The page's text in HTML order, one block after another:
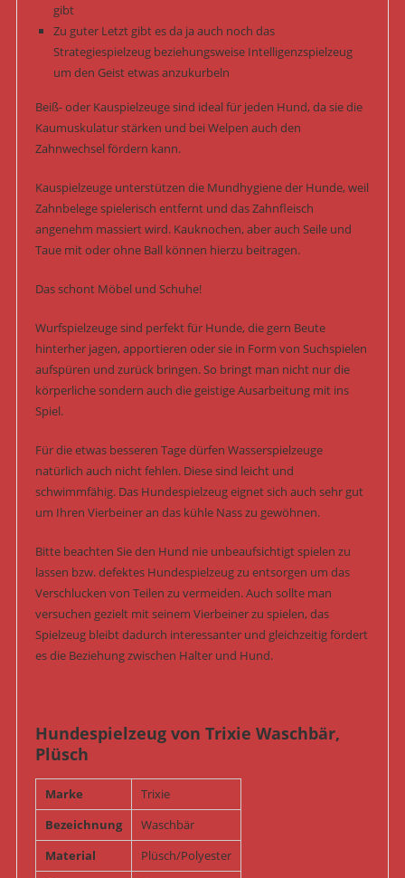
gibt
Zu guter Letzt gibt es da ja auch noch das
Strategiespielzeug beziehungsweise Intelligenzspielzeug
um den Geist etwas anzukurbeln
Beiß- oder Kauspielzeuge sind ideal für jeden Hund, da sie die
Kaumuskulatur stärken und bei Welpen auch den
Zahnwechsel fördern kann.
Kauspielzeuge unterstützen die Mundhygiene der Hunde, weil
Zahnbelege spielerisch entfernt und das Zahnfleisch
angenehm massiert wird. Kauknochen, aber auch Seile und
Taue mit oder ohne Ball können hierzu beitragen.
Das schont Möbel und Schuhe!
Wurfspielzeuge sind perfekt für Hunde, die gern Beute
hinterher jagen, apportieren oder sie in Form von Suchspielen
aufspüren und zurück bringen. So bringt man nicht nur die
körperliche sondern auch die geistige Ausarbeitung mit ins
Spiel.
Für die etwas besseren Tage dürfen Wasserspielzeuge
natürlich auch nicht fehlen. Diese sind leicht und
schwimmfähig. Das Hundespielzeug eignet sich auch sehr gut
um Ihren Vierbeiner an das kühle Nass zu gewöhnen.
Bitte beachten Sie den Hund nie unbeaufsichtigt spielen zu
lassen bzw. defektes Hundespielzeug zu entsorgen um das
Verschlucken von Teilen zu vermeiden. Auch sollte man
versuchen gezielt mit seinem Vierbeiner zu spielen, das
Spielzeug bleibt dadurch interessanter und gleichzeitig fördert
es die Beziehung zwischen Halter und Hund.
Hundespielzeug von Trixie Waschbär,
Plüsch
Marke
Trixie
Bezeichnung
Waschbär
Material
Plüsch/Polyester